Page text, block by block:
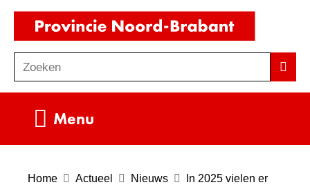
Ga
de
inhoud
o
e
Zoeken
Menu
Home Actueel Nieuws In 2025 vielen er